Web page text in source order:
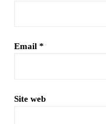
Email *
Site web